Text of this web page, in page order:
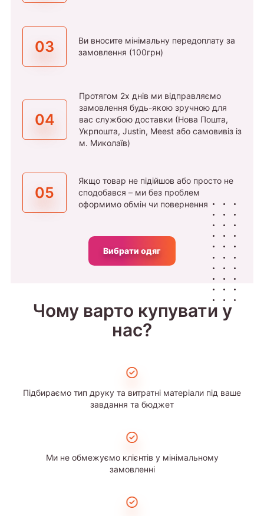
03
Ви вносите мінімальну передоплату за
замовлення (100грн)
04
Протягом 2х днів ми відправляємо
замовлення будь-якою зручною для
вас службою доставки (Нова Пошта,
Укрпошта, Justin, Meest або самовивіз із
м. Миколаїв)
05
Якщо товар не підійшов або просто не
сподобався – ми без проблем
оформимо обмін чи повернення
Вибрати одяг
Чому варто купувати у
нас?
Підбираємо тип друку та витратні матеріали під ваше
завдання та бюджет
Ми не обмежуємо клієнтів у мінімальному
замовленні